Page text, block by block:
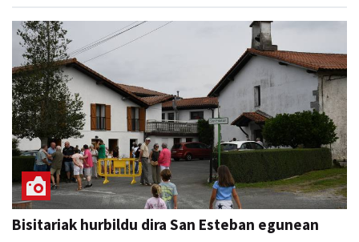
Bisitariak hurbildu dira San Esteban egunean